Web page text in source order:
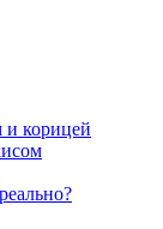
корицей